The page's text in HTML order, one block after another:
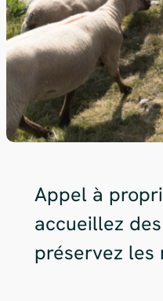
Appel à
accueillez
préservez les